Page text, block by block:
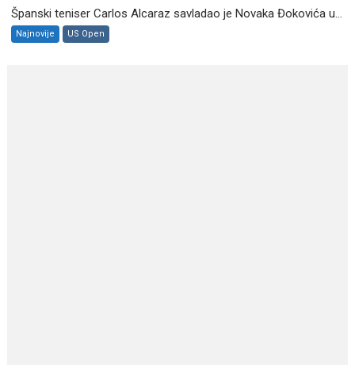
Španski teniser Carlos Alcaraz savladao je Novaka Đokovića u...
Najnovije US Open